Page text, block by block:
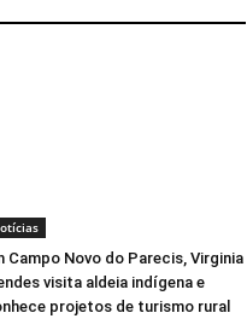
Campo Novo do Parecis, Virginia
visita aldeia indígena e
projetos de turismo rural